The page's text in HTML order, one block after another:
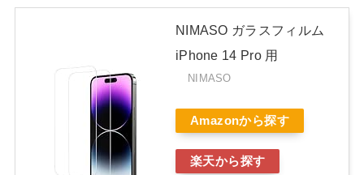
NIMASO ガラスフィルム
iPhone 14 Pro 用
NIMASO
Amazonから探す
楽天から探す